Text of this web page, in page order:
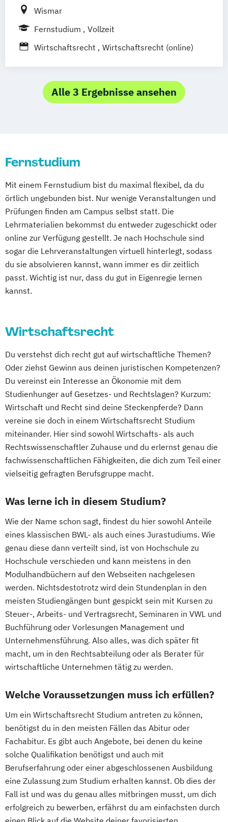
deutschlandweit
Wismar
Fernstudium
Vollzeit
Wirtschaftsrecht
Wirtschaftsrecht (online)
Alle 3 Ergebnisse ansehen
Fernstudium
Mit einem Fernstudium bist du maximal flexibel, da du
örtlich ungebunden bist. Nur wenige Veranstaltungen und
Prüfungen finden am Campus selbst statt. Die
Lehrmaterialien bekommst du entweder zugeschickt oder
online zur Verfügung gestellt. Je nach Hochschule sind
sogar die Lehrveranstaltungen virtuell hinterlegt, sodass
du sie absolvieren kannst, wann immer es dir zeitlich
passt. Wichtig ist nur, dass du gut in Eigenregie lernen
kannst.
Wirtschaftsrecht
Du verstehst dich recht gut auf wirtschaftliche Themen?
Oder ziehst Gewinn aus deinen juristischen Kompetenzen?
Du vereinst ein Interesse an Ökonomie mit dem
Studienhunger auf Gesetzes- und Rechtslagen? Kurzum:
Wirtschaft und Recht sind deine Steckenpferde? Dann
vereine sie doch in einem Wirtschaftsrecht Studium
miteinander. Hier sind sowohl Wirtschafts- als auch
Rechtswissenschaftler Zuhause und du erlernst genau die
fachwissenschaftlichen Fähigkeiten, die dich zum Teil einer
vielseitig gefragten Berufsgruppe macht.
Was lerne ich in diesem Studium?
Wie der Name schon sagt, findest du hier sowohl Anteile
eines klassischen BWL- als auch eines Jurastudiums. Wie
genau diese dann verteilt sind, ist von Hochschule zu
Hochschule verschieden und kann meistens in den
Modulhandbüchern auf den Webseiten nachgelesen
werden. Nichtsdestotrotz wird dein Stundenplan in den
meisten Studiengängen bunt gespickt sein mit Kursen zu
Steuer-, Arbeits- und Vertragsrecht, Seminaren in VWL und
Buchführung oder Vorlesungen Management und
Unternehmensführung. Also alles, was dich später fit
macht, um in den Rechtsabteilung oder als Berater für
wirtschaftliche Unternehmen tätig zu werden.
Welche Voraussetzungen muss ich erfüllen?
Um ein Wirtschaftsrecht Studium antreten zu können,
benötigst du in den meisten Fällen das Abitur oder
Fachabitur. Es gibt auch Angebote, bei denen du keine
solche Qualifikation benötigst und auch mit
Berufserfahrung oder einer abgeschlossenen Ausbildung
eine Zulassung zum Studium erhalten kannst. Ob dies der
Fall ist und was du genau alles mitbringen musst, um dich
erfolgreich zu bewerben, erfährst du am einfachsten durch